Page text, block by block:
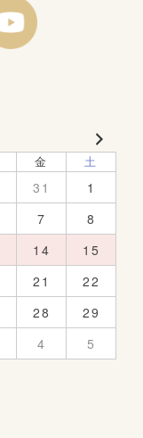
金 土
31
1
7
8
14
15
21
22
28
29
4 5